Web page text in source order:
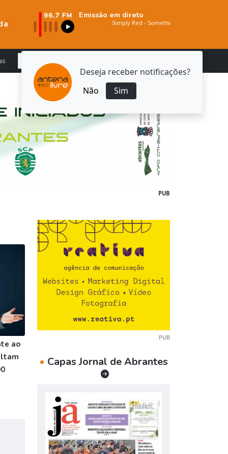
Deseja receber notificações?
Não
Sim
Emissão em direto
PUB
ao
PUB
• Capas Jornal de Abrantes